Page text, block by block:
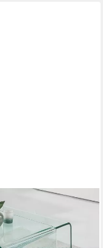
- Sicherheitsglas,